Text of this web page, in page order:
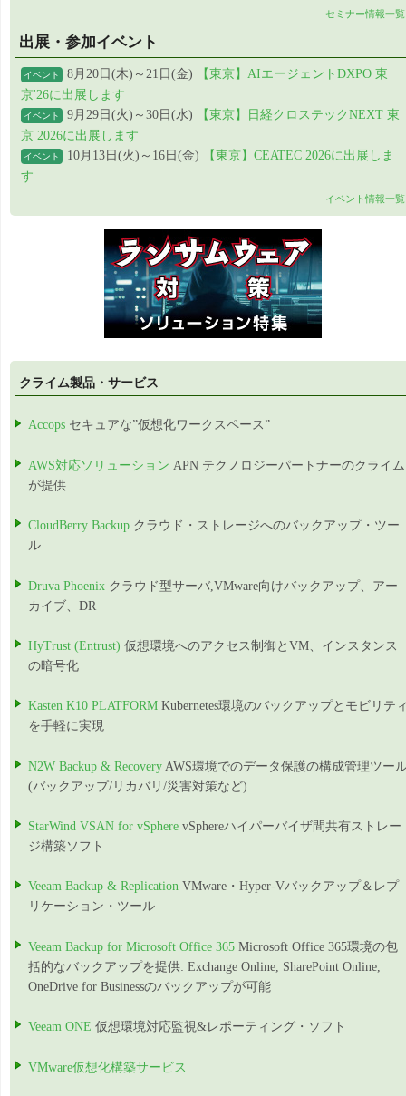
セミナー情報一覧
出展・参加イベント
イベント 8月20日(木)～21日(金)
【東京】AIエージェントDXPO 東
京'26に出展します
イベント 9月29日(火)～30日(水)
【東京】日経クロステックNEXT 東
京 2026に出展します
イベント 10月13日(火)～16日(金)
【東京】CEATEC 2026に出展しま
す
イベント情報一覧
クライム製品・サービス
Accops セキュアな”仮想化ワークスペース”
AWS対応ソリューション APN テクノロジーパートナーのクライム
が提供
CloudBerry Backup クラウド・ストレージへのバックアップ・ツー
ル
Druva Phoenix クラウド型サーバ,VMware向けバックアップ、アー
カイブ、DR
HyTrust (Entrust) 仮想環境へのアクセス制御とVM、インスタンス
の暗号化
Kasten K10 PLATFORM Kubernetes環境のバックアップとモビリテ
を手軽に実現
N2W Backup & Recovery AWS環境でのデータ保護の構成管理ツー
(バックアップ/リカバリ/災害対策など)
StarWind VSAN for vSphere vSphereハイパーバイザ間共有ストレー
ジ構築ソフト
Veeam Backup & Replication VMware・Hyper-Vバックアップ＆レプ
リケーション・ツール
Veeam Backup for Microsoft Office 365 Microsoft Office 365環境の包
括的なバックアップを提供: Exchange Online, SharePoint Online,
OneDrive for Businessのバックアップが可能
Veeam ONE 仮想環境対応監視&レポーティング・ソフト
VMware仮想化構築サービス